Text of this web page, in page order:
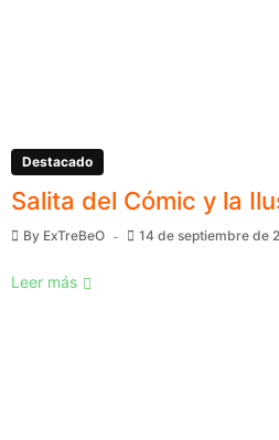
Destacado
Salita del Cómic y la
By ExTreBeO 14 de septiembre de
Leer más